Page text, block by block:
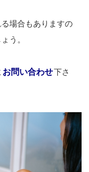
場合もありますの
う。
お問い合わせ下さ